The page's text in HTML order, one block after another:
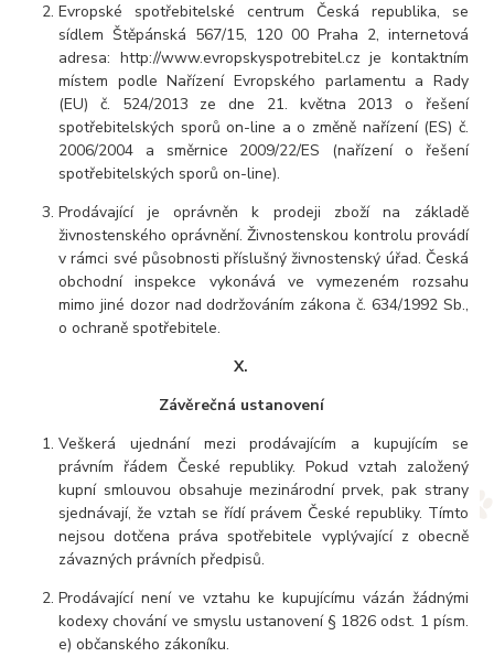
Evropské spotřebitelské centrum Česká republika, se
sídlem Štěpánská 567/15, 120 00 Praha 2, internetová
adresa: http://www.evropskyspotrebitel.cz je kontaktním
místem podle Nařízení Evropského parlamentu a Rady
(EU) č. 524/2013 ze dne 21. května 2013 o řešení
spotřebitelských sporů on-line a o změně nařízení (ES) č.
2006/2004 a směrnice 2009/22/ES (nařízení o řešení
spotřebitelských sporů on-line).
Prodávající je oprávněn k prodeji zboží na základě
živnostenského oprávnění. Živnostenskou kontrolu provádí
v rámci své působnosti příslušný živnostenský úřad. Česká
obchodní inspekce vykonává ve vymezeném rozsahu
mimo jiné dozor nad dodržováním zákona č. 634/1992 Sb.,
o ochraně spotřebitele.
X.
Závěrečná ustanovení
Veškerá ujednání mezi prodávajícím a kupujícím se
právním řádem České republiky. Pokud vztah založený
kupní smlouvou obsahuje mezinárodní prvek, pak strany
sjednávají, že vztah se řídí právem České republiky. Tímto
nejsou dotčena práva spotřebitele vyplývající z obecně
závazných právních předpisů.
Prodávající není ve vztahu ke kupujícímu vázán žádnými
kodexy chování ve smyslu ustanovení § 1826 odst. 1 písm.
e) občanského zákoníku.